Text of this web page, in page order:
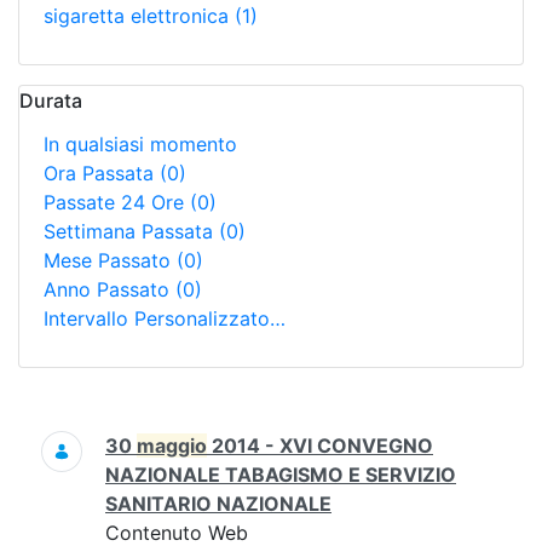
sigaretta elettronica (1)
Durata
In qualsiasi momento
Ora Passata (0)
Passate 24 Ore (0)
Settimana Passata (0)
Mese Passato (0)
Anno Passato (0)
Intervallo Personalizzato…
Ricerca
30 maggio 2014 - XVI CONVEGNO
NAZIONALE TABAGISMO E SERVIZIO
SANITARIO NAZIONALE
Contenuto Web